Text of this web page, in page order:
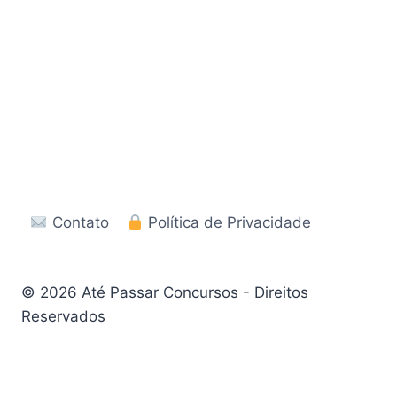
Contato Política de Privacidade
© 2026 Até Passar Concursos - Direitos
Reservados